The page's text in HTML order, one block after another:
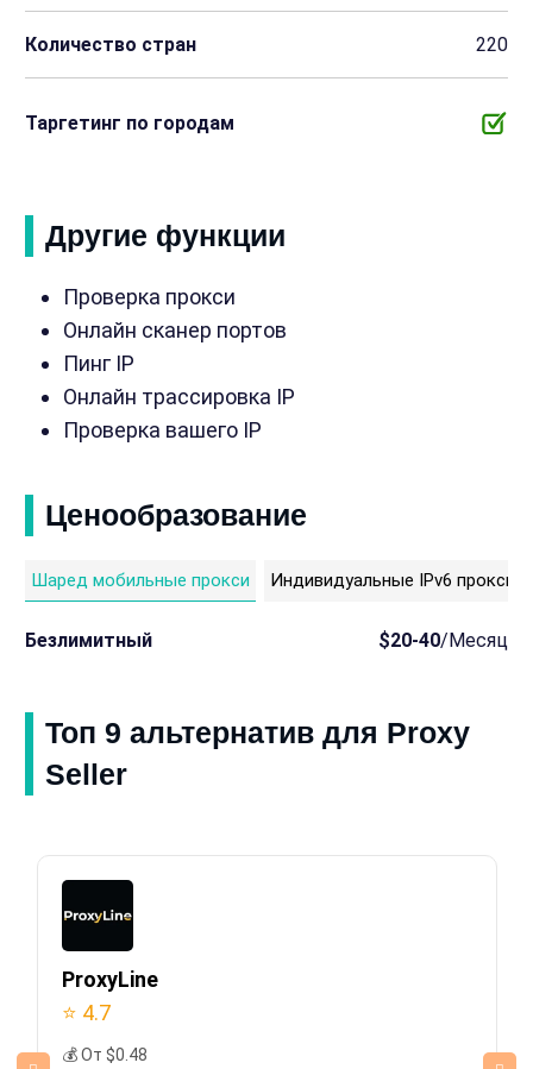
Количество стран 220
Таргетинг по городам
Другие функции
Проверка прокси
Онлайн сканер портов
Пинг IP
Онлайн трассировка IP
Проверка вашего IP
Ценообразование
Шаред мобильные прокси Индивидуальные IPv6 прокси
Безлимитный $20-40/Месяц
Топ 9 альтернатив для Proxy
Seller
ProxyLine
⭐ 4.7
💰 От $0.48